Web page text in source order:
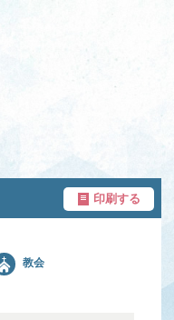
印刷する
教会